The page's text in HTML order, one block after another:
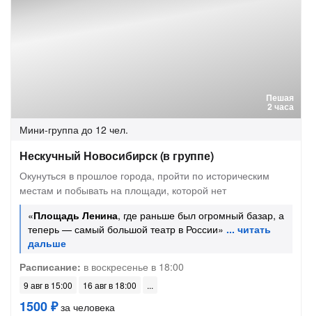
Пешая
2 часа
Мини-группа до 12 чел.
Нескучный Новосибирск (в группе)
Окунуться в прошлое города, пройти по историческим
местам и побывать на площади, которой нет
«Площадь Ленина, где раньше был огромный базар, а
теперь — самый большой театр в России»
Расписание: в воскресенье в 18:00
9 авг в 15:00 16 авг в 18:00
1500 ₽за человека